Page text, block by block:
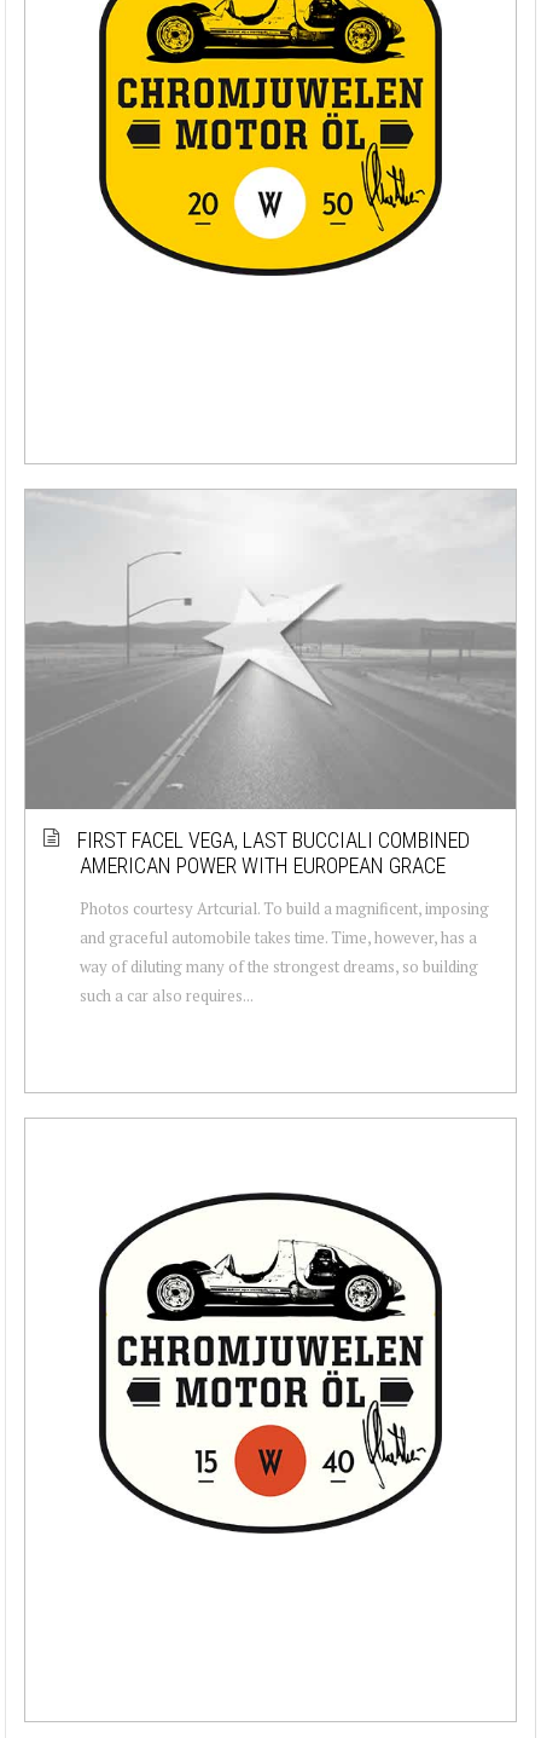
FIRST FACEL VEGA, LAST BUCCIALI COMBINED
AMERICAN POWER WITH EUROPEAN GRACE
Photos courtesy Artcurial. To build a magnificent, imposing
and graceful automobile takes time. Time, however, has a
way of diluting many of the strongest dreams, so building
such a car also requires...